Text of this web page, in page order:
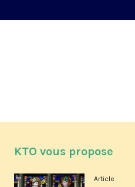
KTO vous propose
Article